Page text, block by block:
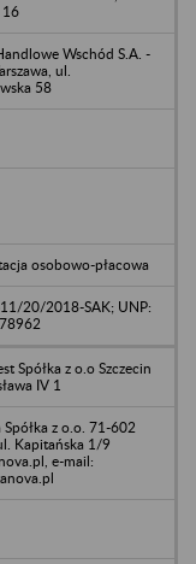
16
Wschód S.A. -
ul.
58
osobowo-płacowa
20/2018-SAK; UNP:
Spółka z o.o Szczecin
IV 1
z o.o. 71-602
Kapitańska 1/9
e-mail: